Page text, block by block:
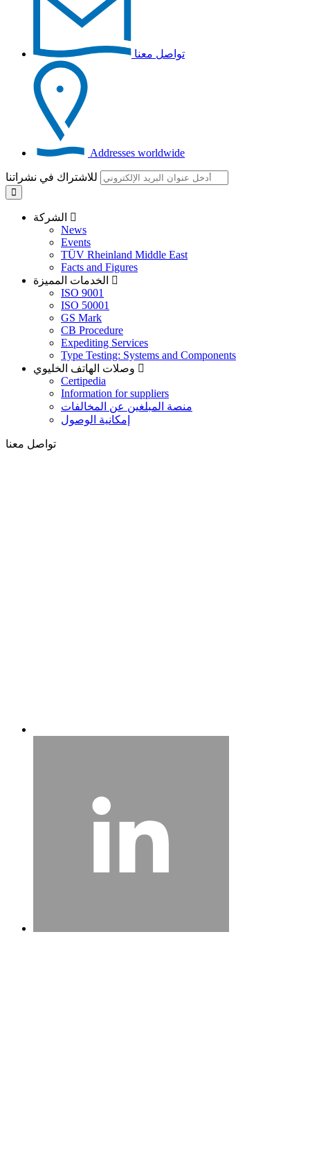
تواصل معنا
Addresses worldwide
News
Events
TÜV Rheinland Middle East
Facts and Figures
ISO 9001
ISO 50001
GS Mark
CB Procedure
Expediting Services
Type Testing: Systems and Components
Certipedia
Information for suppliers
منصة المبلغين عن المخالفات
إمكانية الوصول
تواصل معنا